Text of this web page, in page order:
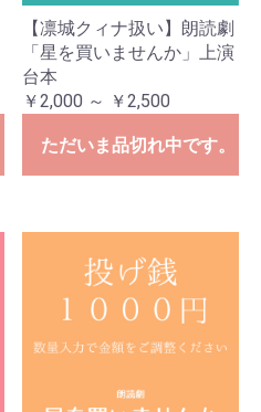
【凛城クィナ扱い】朗読劇
「星を買いませんか」上演
台本
￥2,000 ～ ￥2,500
ただいま品切れ中です。